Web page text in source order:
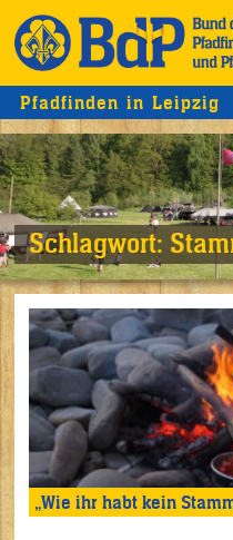
Pfadfinden in Leipzig
Schlagwort:
„Wie ihr habt kein